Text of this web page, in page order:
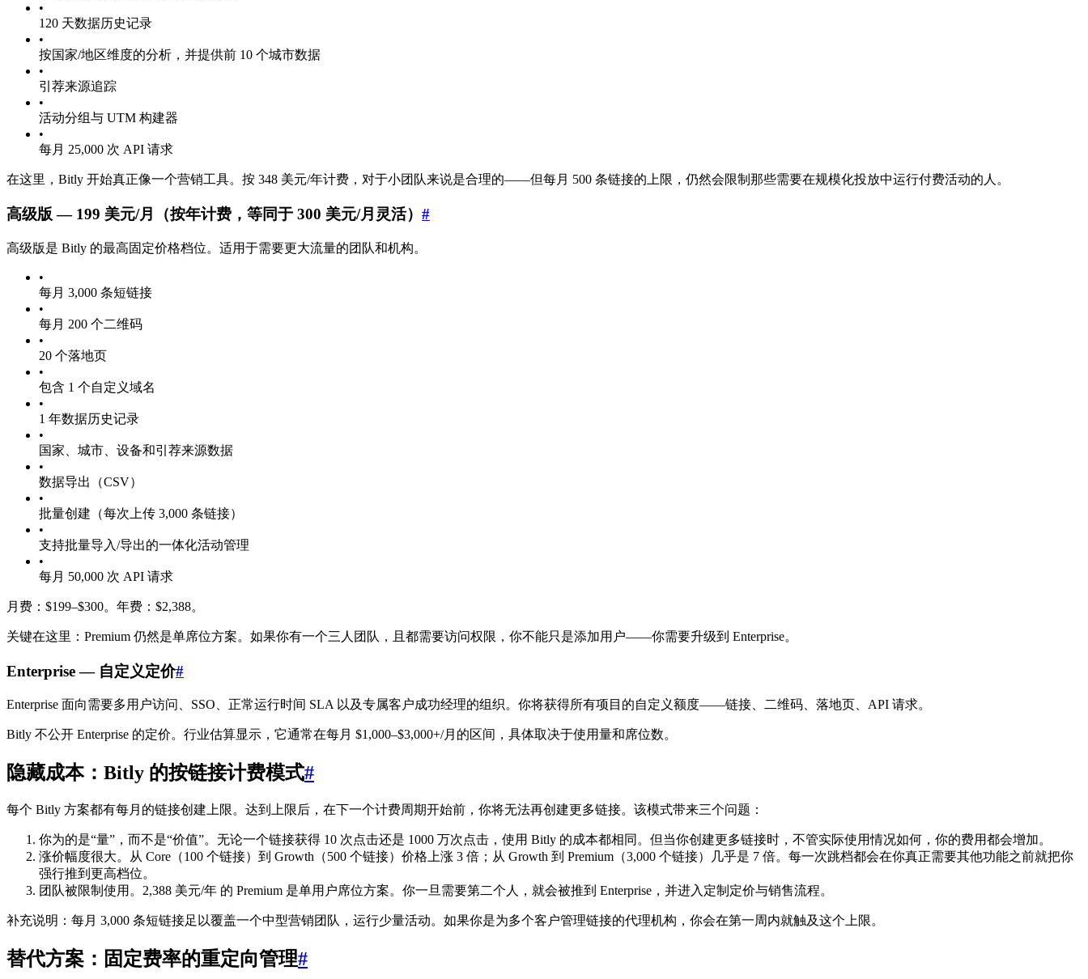
•
120 天数据历史记录
•
按国家/地区维度的分析，并提供前 10 个城市数据
•
引荐来源追踪
•
活动分组与 UTM 构建器
•
每月 25,000 次 API 请求
在这里，Bitly 开始真正像一个营销工具。按 348 美元/年计费，对于小团队来说是合理的——但每月 500 条链接的上限，仍然会限制那些需要在规模化投放中运行付费活动的人。
高级版 — 199 美元/月（按年计费，等同于 300 美元/月灵活） #
高级版是 Bitly 的最高固定价格档位。适用于需要更大流量的团队和机构。
•
每月 3,000 条短链接
•
每月 200 个二维码
•
20 个落地页
•
包含 1 个自定义域名
•
1 年数据历史记录
•
国家、城市、设备和引荐来源数据
•
数据导出（CSV）
•
批量创建（每次上传 3,000 条链接）
•
支持批量导入/导出的一体化活动管理
•
每月 50,000 次 API 请求
月费：$199–$300。年费：$2,388。
关键在这里：Premium 仍然是单席位方案。如果你有一个三人团队，且都需要访问权限，你不能只是添加用户——你需要升级到 Enterprise。
Enterprise — 自定义定价#
Enterprise 面向需要多用户访问、SSO、正常运行时间 SLA 以及专属客户成功经理的组织。你将获得所有项目的自定义额度——链接、二维码、落地页、API 请求。
Bitly 不公开 Enterprise 的定价。行业估算显示，它通常在每月 $1,000–$3,000+/月的区间，具体取决于使用量和席位数。
隐藏成本：Bitly 的按链接计费模式#
每个 Bitly 方案都有每月的链接创建上限。达到上限后，在下一个计费周期开始前，你将无法再创建更多链接。该模式带来三个问题：
你为的是“量”，而不是“价值”。无论一个链接获得 10 次点击还是 1000 万次点击，使用 Bitly 的成本都相同。但当你创建更多链接时，不管实际使用情况如何，你的费用都会增加。
涨价幅度很大。从 Core（100 个链接）到 Growth（500 个链接）价格上涨 3 倍；从 Growth 到 Premium（3,000 个链接）几乎是 7 倍。每一次跳档都会在你真正需要其他功能之前就把你
强行推到更高档位。
团队被限制使用。2,388 美元/年 的 Premium 是单用户席位方案。你一旦需要第二个人，就会被推到 Enterprise，并进入定制定价与销售流程。
补充说明：每月 3,000 条短链接足以覆盖一个中型营销团队，运行少量活动。如果你是为多个客户管理链接的代理机构，你会在第一周内就触及这个上限。
替代方案：固定费率的重定向管理#